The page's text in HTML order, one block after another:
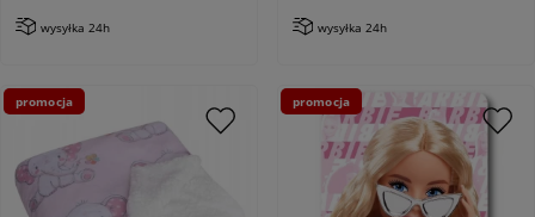
wysyłka 24h wysyłka 24h
promocja promocja